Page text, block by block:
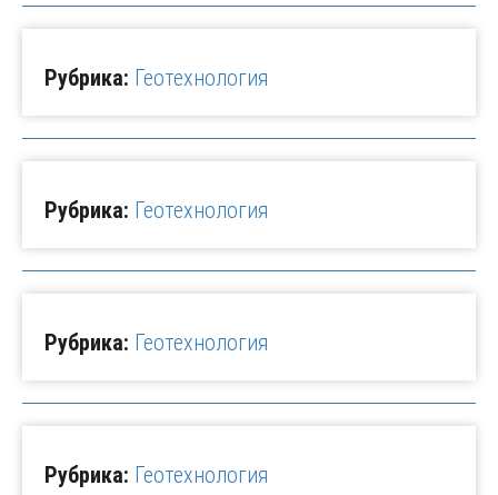
Рубрика: Геотехнология
Рубрика: Геотехнология
Рубрика: Геотехнология
Рубрика: Геотехнология